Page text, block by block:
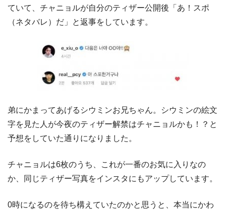
ていて、チャニョルが自分のティザー公開後「あ！スポ
（ネタバレ）だ」と返事をしています。
弟にかまってあげるシウミンお兄ちゃん。シウミンの絵文
字を見た人が今夜のティザー解禁はチャニョルかも！？と
予想をしていた通りになりました。
チャニョルは6枚のうち、これが一番のお気に入りなの
か、同じティザー写真をインスタにもアップしています。
0時になるのを待ち構えていたのかと思うと、本当にかわ